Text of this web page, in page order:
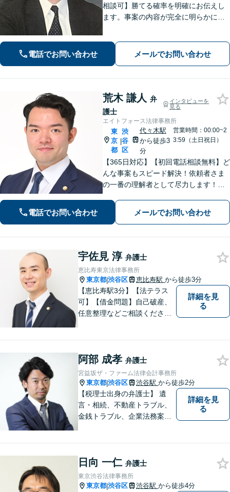
相談可】勝てる確率を明確にお伝えし
ます。事案の内容が完全に明らかにな
とは一切言いません。安心しておまか
せください。
電話でお問い合わせ メールでお問い合わせ
荒木 謙人 弁
護士
インタビューを
見る
エイトフォース法律事務所
東
京
都
|
渋
谷
区
代々木駅
から徒歩3
分
営業時間：00:00~2
3:59（土日祝日）
【365日対応】【初回電話相談無料】ど
んな事案もスピード解決！依頼者さま
の一番の理解者として尽力します！注
題／インターネット／男女問題／相続
／債権回収／不動産／企業法務など
電話でお問い合わせ メールでお問い合わせ
宇佐見 淳 弁護士
恵比寿東京法律事務所
東京都|渋谷区 恵比寿駅 から徒歩3分
【恵比寿駅3分】【法テラス
可】【借金問題】自己破産、
任意整理などご相談ください
料】ご相談者さまに寄り添っ
た解決方法をご提案します！
詳細を見
る
阿部 成孝 弁護士
宮益坂ザ・ファーム法律会計事務所
東京都|渋谷区 渋谷駅 から徒歩2分
【税理士出身の弁護士】 遺
言・相続、不動産トラブル、
金銭トラブル、企業法務案件
を捉えたトータルサポートが
可能です。
詳細を見
る
日向 一仁 弁護士
東京渋谷法律事務所
東京都|渋谷区 渋谷駅 から徒歩4分